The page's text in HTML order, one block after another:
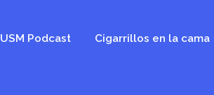
USM Podcast Cigarrillos en la cama